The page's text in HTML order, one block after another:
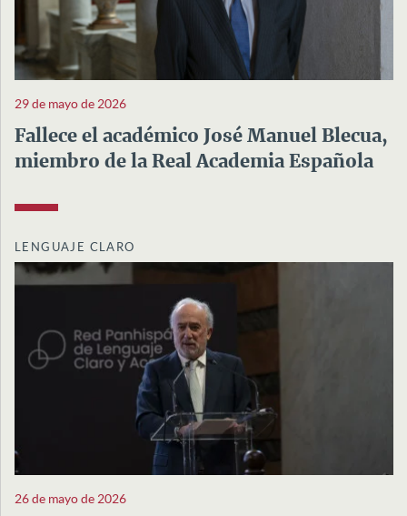
29 de mayo de 2026
Fallece el académico José Manuel Blecua,
miembro de la Real Academia Española
LENGUAJE CLARO
26 de mayo de 2026